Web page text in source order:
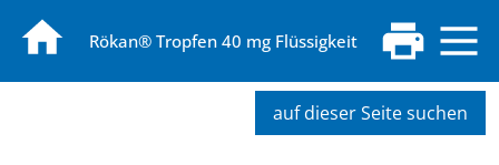
Rökan® Tropfen 40 mg Flüssigkeit
auf dieser Seite suchen